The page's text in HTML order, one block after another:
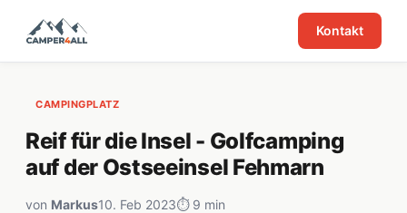
Kontakt
CAMPINGPLATZ
Reif für die Insel - Golfcamping
auf der Ostseeinsel Fehmarn
von Markus10. Feb 2023⏱ 9 min